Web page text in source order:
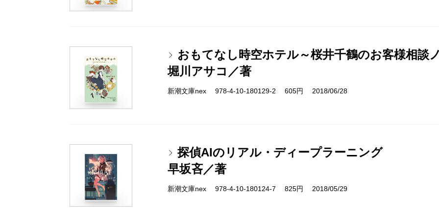
おもてなし時空ホテル～桜井千鶴のお客様相談
堀川アサコ／著
新潮文庫nex 978-4-10-180129-2 605円 2018/06/28
探偵AIのリアル・ディープラーニング
早坂吝／著
新潮文庫nex 978-4-10-180124-7 825円 2018/05/29